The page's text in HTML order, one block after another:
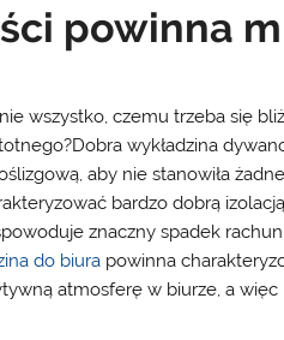
powinna
wszystko, czemu trzeba się
wykładzina
aby nie stanowiła
bardzo dobrą
znaczny spadek
do biura powinna
atmosferę w biurze, a